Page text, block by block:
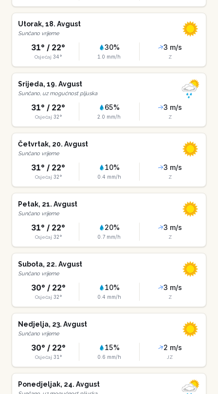
Utorak, 18. Avgust
Sunčano vrijeme
31° / 22°
Osjećaj 34°
30%
1.0 mm/h
3 m/s
Z
Srijeda, 19. Avgust
Sunčano, uz mogućnost pljuska
31° / 22°
Osjećaj 32°
65%
2.0 mm/h
3 m/s
Z
Četvrtak, 20. Avgust
Sunčano vrijeme
31° / 22°
Osjećaj 32°
10%
0.4 mm/h
3 m/s
Z
Petak, 21. Avgust
Sunčano vrijeme
31° / 22°
Osjećaj 32°
20%
0.7 mm/h
3 m/s
Z
Subota, 22. Avgust
Sunčano vrijeme
30° / 22°
Osjećaj 32°
10%
0.4 mm/h
3 m/s
Z
Nedjelja, 23. Avgust
Sunčano vrijeme
30° / 22°
Osjećaj 31 °
15%
0.6 mm/h
2 m/s
JZ
Ponedjeljak, 24. Avgust